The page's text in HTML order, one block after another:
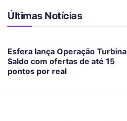
Últimas Notícias
Esfera lança Operação Turbina
Saldo com ofertas de até 15
pontos por real